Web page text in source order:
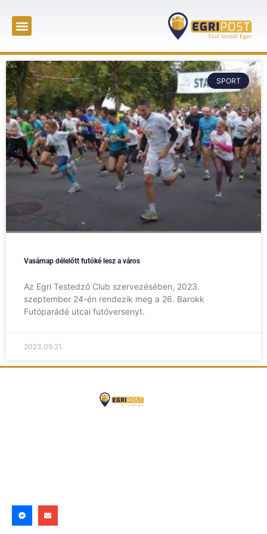
SPORT
Vasárnap délelőtt futóké lesz a város
Az Egri Testedző Club szervezésében, 2023.
szeptember 24-én rendezik meg a 26. Barokk
Futóparádé utcai futóversenyt.
2023.09.21.